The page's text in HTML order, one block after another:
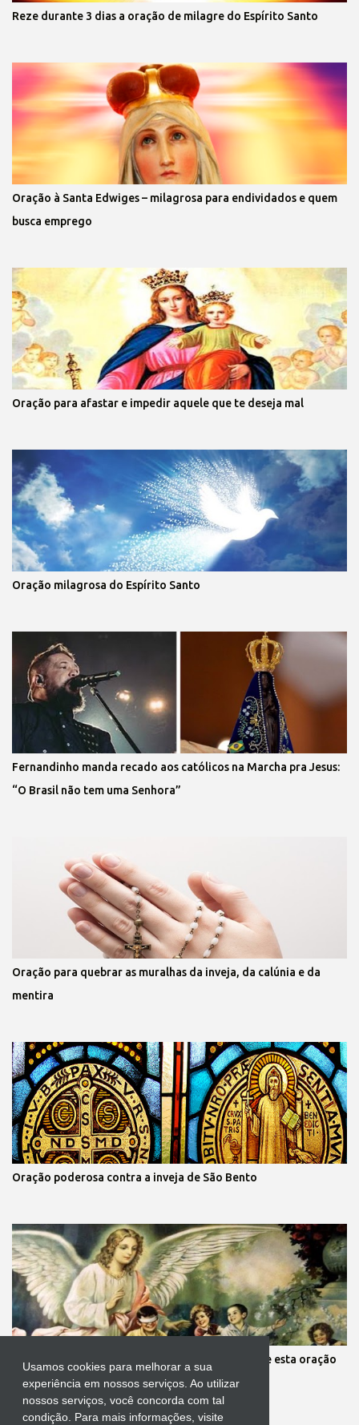
Usamos cookies para melhorar a sua
experiência em nossos serviços. Ao utilizar
nossos serviços, você concorda com tal
condição. Para mais informações, visite
Reze durante 3 dias a oração de milagre do Espírito Santo
Oração à Santa Edwiges – milagrosa para endividados e quem
busca emprego
Oração para afastar e impedir aquele que te deseja mal
Oração milagrosa do Espírito Santo
Fernandinho manda recado aos católicos na Marcha pra Jesus:
“O Brasil não tem uma Senhora”
Oração para quebrar as muralhas da inveja, da calúnia e da
mentira
Oração poderosa contra a inveja de São Bento
Mãe, você está preocupada com seus filhos? Reze esta oração
aos anjos da guarda deles